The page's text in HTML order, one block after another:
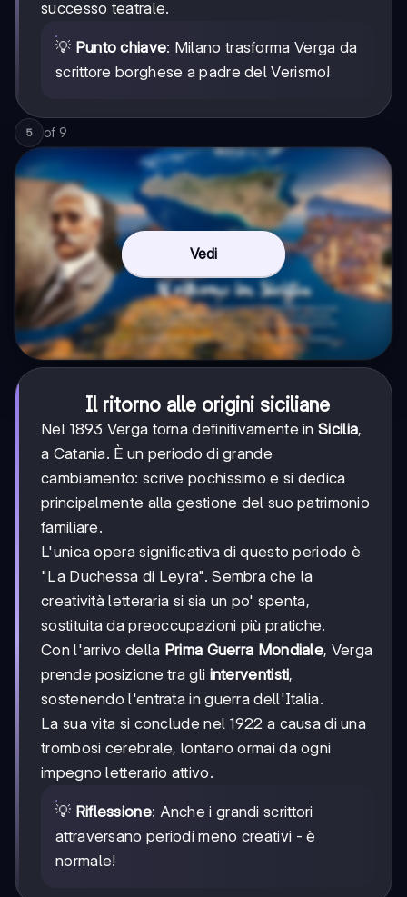
successo teatrale.
💡 Punto chiave: Milano trasforma Verga da
scrittore borghese a padre del Verismo!
5 of 9
Vedi
Il ritorno alle origini siciliane
Nel 1893 Verga torna definitivamente in Sicilia,
a Catania. È un periodo di grande
cambiamento: scrive pochissimo e si dedica
principalmente alla gestione del suo patrimonio
familiare.
L'unica opera significativa di questo periodo è
"La Duchessa di Leyra". Sembra che la
creatività letteraria si sia un po' spenta,
sostituita da preoccupazioni più pratiche.
Con l'arrivo della Prima Guerra Mondiale, Verga
prende posizione tra gli interventisti,
sostenendo l'entrata in guerra dell'Italia.
La sua vita si conclude nel 1922 a causa di una
trombosi cerebrale, lontano ormai da ogni
impegno letterario attivo.
💡 Riflessione: Anche i grandi scrittori
attraversano periodi meno creativi - è
normale!